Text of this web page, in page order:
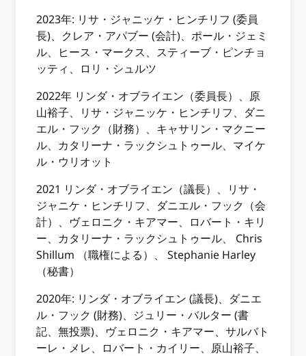
2023年: リサ・ジャニッケ・ヒンチリフ (委員
長)、クレア・アパブー (会計)、ポール・ジェミ
ル、ヒース・マークス、スティーブ・ピンチョ
ッティ、ロリ・シュルツ
2022年 リンダ・オブライエン（委員長）、原
山裕子、リサ・ジャニッケ・ヒンチリフ、ダニ
エル・フック（財務）、キャサリン・マクニー
ル、カタリーナ・ラックシュトゥール、マイケ
ル・ウリオット
2021 リンダ・オブライエン（議長）、リサ・
ジャニケ・ヒンチリフ、ダニエル・フック（会
計）、ヴェロニク・キアマー、ロバート・キリ
ー、カタリーナ・ラックシュトゥール、 Chris
Shillum （職権による）、 Stephanie Harley
（秘書）
2020年: リンダ・オブライエン (議長)、ダニエ
ル・フック (財務)、ジュリー・バルター (書
記、無投票)、ヴェロニク・キアマー、サルバト
ーレ・メレ、ロバート・カイリー、原山裕子、